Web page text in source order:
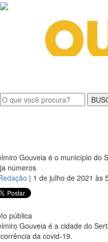
Gouveia é o município do
números
| 1 de julho de 2021 às
pública
Gouveia é a cidade do
da covid-19.